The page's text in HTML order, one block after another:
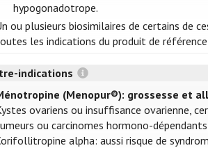
hypogonadotrope.
ou plusieurs biosimilaires de certains de
les indications du produit de
indications
(Menopur®): grossesse et
ovariens ou insuffisance ovarienne,
ou carcinomes hormono-
alpha: aussi risque de